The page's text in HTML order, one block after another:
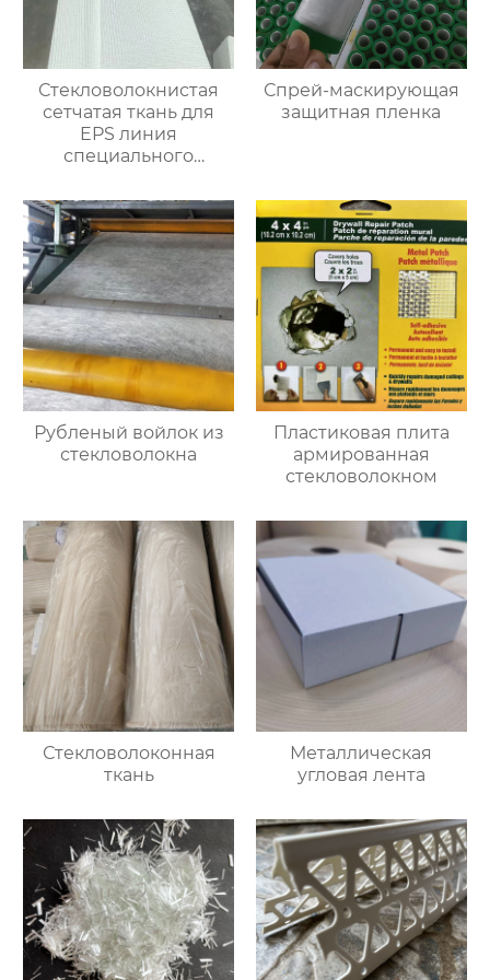
Стекловолокнистая
сетчатая ткань для
EPS линия
специального
Спрей-маскирующая
защитная пленка
Рубленый войлок из
стекловолокна
Пластиковая плита
армированная
стекловолокном
Стекловолоконная
ткань
Металлическая
угловая лента